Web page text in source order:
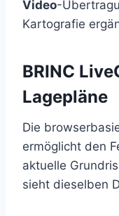
Video-
Kartografie
BRINC
Lagepläne
Die
ermöglicht den
aktuelle
sieht dieselben